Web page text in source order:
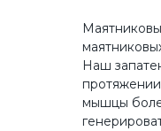
Наш
мышцы